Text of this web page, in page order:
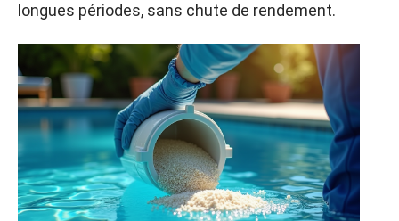
longues périodes, sans chute de rendement.